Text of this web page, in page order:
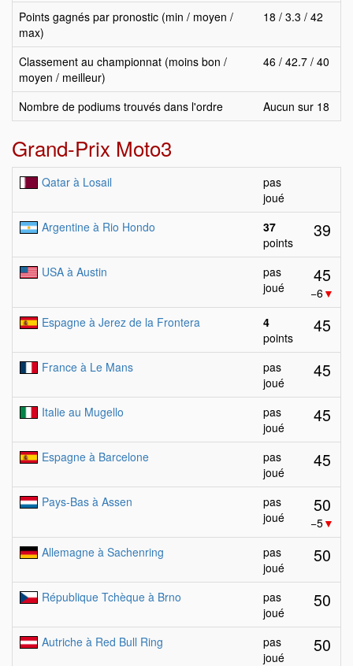
Points gagnés par pronostic (min / moyen /
max)
18 / 3.3 / 42
Classement au championnat (moins bon /
moyen / meilleur)
46 / 42.7 / 40
Nombre de podiums trouvés dans l'ordre Aucun sur 18
Grand-Prix Moto3
Qatar à Losail
pas
joué
Argentine à Rio Hondo
37
points
39
USA à Austin
pas
joué
45
−6▼
Espagne à Jerez de la Frontera
4
points
45
France à Le Mans
pas
joué
45
Italie au Mugello
pas
joué
45
Espagne à Barcelone
pas
joué
45
Pays-Bas à Assen
pas
joué
50
−5▼
Allemagne à Sachenring
pas
joué
50
République Tchèque à Brno
pas
joué
50
Autriche à Red Bull Ring
pas
joué
50